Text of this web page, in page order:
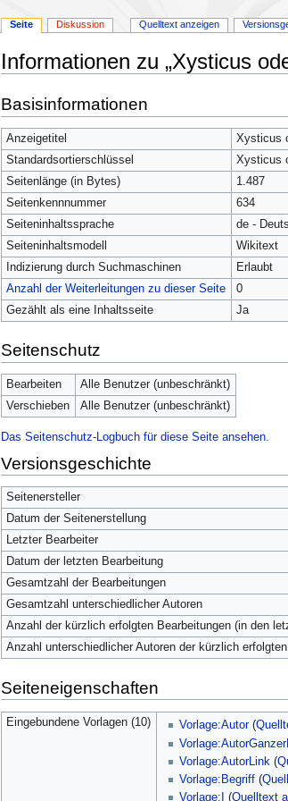
Informationen zu „Xysticus
Navigation
springen
Suche
springen
Basisinformationen
Anzeigetitel
Xysticus
Standardsortierschlüssel
Xysticus
Seitenlänge (in Bytes)
1.487
Seitenkennnummer
634
Seiteninhaltssprache
de -
Seiteninhaltsmodell
Wikitext
Indizierung durch Suchmaschinen
Erlaubt
Anzahl der Weiterleitungen zu dieser Seite
0
Gezählt als eine Inhaltsseite
Ja
Seitenschutz
Bearbeiten
Alle Benutzer (unbeschränkt)
Verschieben
Alle Benutzer (unbeschränkt)
Das Seitenschutz-Logbuch für diese Seite ansehen.
Versionsgeschichte
Seitenersteller
Datum der Seitenerstellung
Letzter Bearbeiter
Datum der letzten Bearbeitung
Gesamtzahl der Bearbeitungen
Gesamtzahl unterschiedlicher Autoren
Anzahl der kürzlich erfolgten Bearbeitungen (in den
Anzahl unterschiedlicher Autoren der kürzlich
Seiteneigenschaften
Eingebundene Vorlagen (10) Vorlage:Autor(
Vorlage:AutorLink (
Vorlage:Begriff (
Vorlage:I
(Quelltext
Seite Diskussion Quelltext anzeigen